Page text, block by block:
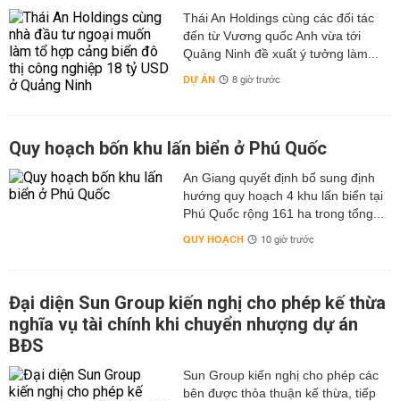
Thái An Holdings cùng các đối tác
đến từ Vương quốc Anh vừa tới
Quảng Ninh đề xuất ý tưởng làm...
DỰ ÁN 8 giờ trước
Quy hoạch bốn khu lấn biển ở Phú Quốc
An Giang quyết định bổ sung định
hướng quy hoạch 4 khu lấn biển tại
Phú Quốc rộng 161 ha trong tổng...
QUY HOẠCH 10 giờ trước
Đại diện Sun Group kiến nghị cho phép kế thừa
nghĩa vụ tài chính khi chuyển nhượng dự án
BĐS
Sun Group kiến nghị cho phép các
bên được thỏa thuận kế thừa, tiếp